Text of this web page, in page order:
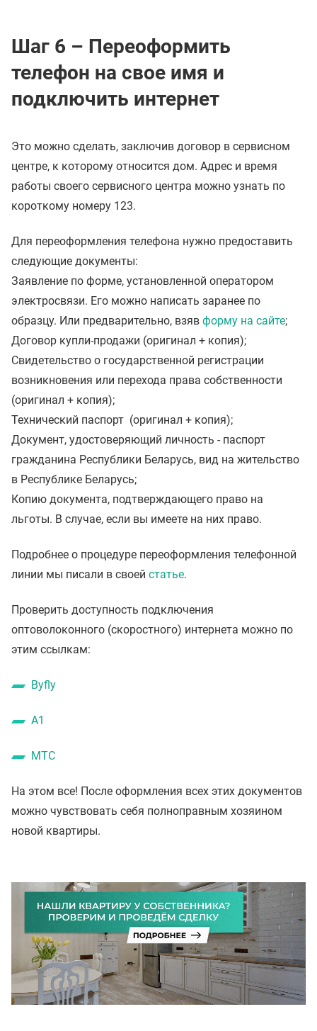
Шаг 6 – Переоформить
телефон на свое имя и
подключить интернет
Это можно сделать, заключив договор в сервисном
центре, к которому относится дом. Адрес и время
работы своего сервисного центра можно узнать по
короткому номеру 123.
Для переоформления телефона нужно предоставить
следующие документы:
Заявление по форме, установленной оператором
электросвязи. Его можно написать заранее по
образцу. Или предварительно, взяв форму на сайте;
Договор купли-продажи (оригинал + копия);
Свидетельство о государственной регистрации
возникновения или перехода права собственности
(оригинал + копия);
Технический паспорт (оригинал + копия);
Документ, удостоверяющий личность - паспорт
гражданина Республики Беларусь, вид на жительство
в Республике Беларусь;
Копию документа, подтверждающего право на
льготы. В случае, если вы имеете на них право.
Подробнее о процедуре переоформления телефонной
линии мы писали в своей статье.
Проверить доступность подключения
оптоволоконного (скоростного) интернета можно по
этим ссылкам:
Byfly
A1
MTС
На этом все! После оформления всех этих документов
можно чувствовать себя полноправным хозяином
новой квартиры.